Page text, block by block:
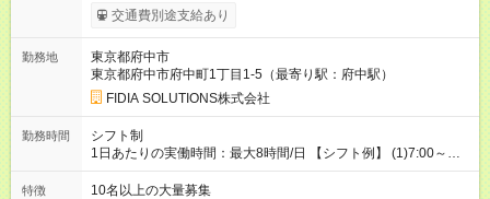
給！ ※能力・スキルを考慮し、ご相談の上で決定します。 【試
用期間】試用期間なし
交通費別途支給あり
勤務地
東京都府中市
東京都府中市府中町1丁目1-5（最寄り駅：府中駅）
FIDIA SOLUTIONS株式会社
勤務時間
シフト制
1日あたりの実働時間：最大8時間/日 【シフト例】 (1)7:00～
16:00 (2)8:00～17:00 (3)13:00～22:00 (4)14:00～23:00
(5)22:00～7:00 (6)23:00～8:00
特徴 10名以上の大量募集